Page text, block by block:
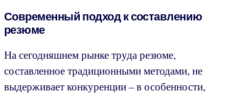
Современный подход к составлению
резюме
На сегодняшнем рынке труда резюме,
составленное традиционными методами, не
выдерживает конкуренции – в особенности,